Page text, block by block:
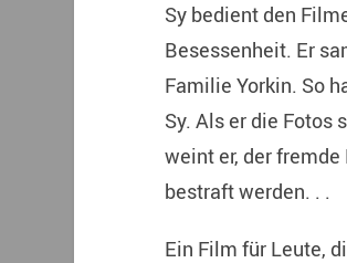
Sy bedient den
Besessenheit. Er
Familie Yorkin. So
Sy. Als er die Fotos
weint er, der
bestraft werden. . .
Ein Film für Leute,